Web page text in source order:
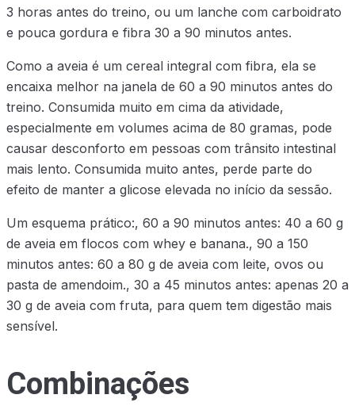
3 horas antes do treino, ou um lanche com carboidrato
e pouca gordura e fibra 30 a 90 minutos antes.
Como a aveia é um cereal integral com fibra, ela se
encaixa melhor na janela de 60 a 90 minutos antes do
treino. Consumida muito em cima da atividade,
especialmente em volumes acima de 80 gramas, pode
causar desconforto em pessoas com trânsito intestinal
mais lento. Consumida muito antes, perde parte do
efeito de manter a glicose elevada no início da sessão.
Um esquema prático:, 60 a 90 minutos antes: 40 a 60 g
de aveia em flocos com whey e banana., 90 a 150
minutos antes: 60 a 80 g de aveia com leite, ovos ou
pasta de amendoim., 30 a 45 minutos antes: apenas 20 a
30 g de aveia com fruta, para quem tem digestão mais
sensível.
Combinações